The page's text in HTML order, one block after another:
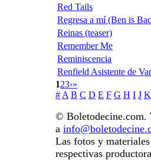
Red Tails
Regresa a mí (Ben is
Reinas (teaser)
Remember Me
Reminiscencia
Renfield Asistente de
123›»
# A B C D E F G H I J K
© Boletodecine.com.
a
Las fotos y
respectivas